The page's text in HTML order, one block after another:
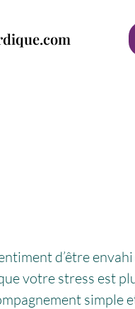
d’être
votre stress est